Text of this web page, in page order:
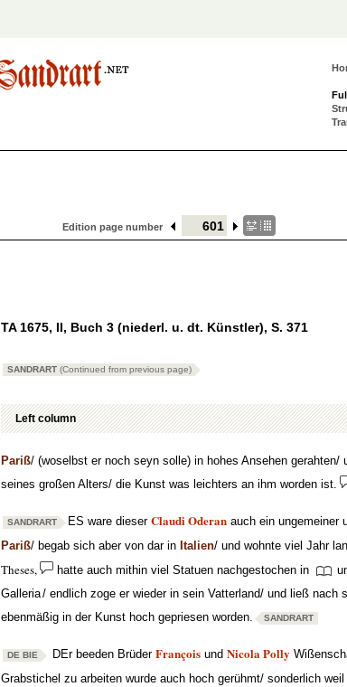
Edition page number
TA 1675, II, Buch 3 (niederl. u. dt. Künstler), S. 371
SANDRART (Continued from previous page)
Left column
Pariß/ (woselbst er noch seyn solle) in hohes Ansehen gerahten/
seines großen Alters/ die Kunst was leichters an ihm worden ist.
SANDRART ES ware dieser Claudi Oderan auch ein ungemeiner
Pariß/ begab sich aber von dar in Italien/ und wohnte viel Jahr
Theses, hatte auch mithin viel Statuen nachgestochen in
Galleria/ endlich zoge er wieder in sein Vatterland/ und ließ nach
ebenmäßig in der Kunst hoch gepriesen worden.
SANDRART
DE BIE DEr beeden Brüder François und Nicola Polly
Grabstichel zu arbeiten wurde auch hoch gerühmt/ sonderlich